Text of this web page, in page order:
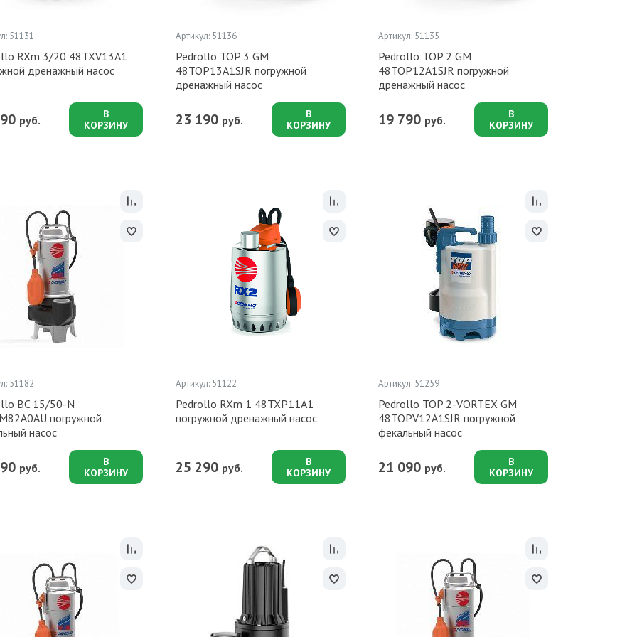
51131
RXm 3/20 48TXV13A1
дренажный насос
руб.
В
КОРЗИНУ
Артикул: 51136
Pedrollo TOP 3 GM
48TOP13A1SJR погружной
дренажный насос
23 190 руб.
В
КОРЗИНУ
Артикул: 51135
Pedrollo TOP 2 GM
48TOP12A1SJR погружной
дренажный насос
19 790 руб.
В
КОРЗИНУ
51182
BC 15/50-N
погружной
насос
руб.
В
КОРЗИНУ
Артикул: 51122
Pedrollo RXm 1 48TXP11A1
погружной дренажный насос
25 290 руб.
В
КОРЗИНУ
Артикул: 51259
Pedrollo TOP 2-VORTEX GM
48TOPV12A1SJR погружной
фекальный насос
21 090 руб.
В
КОРЗИНУ